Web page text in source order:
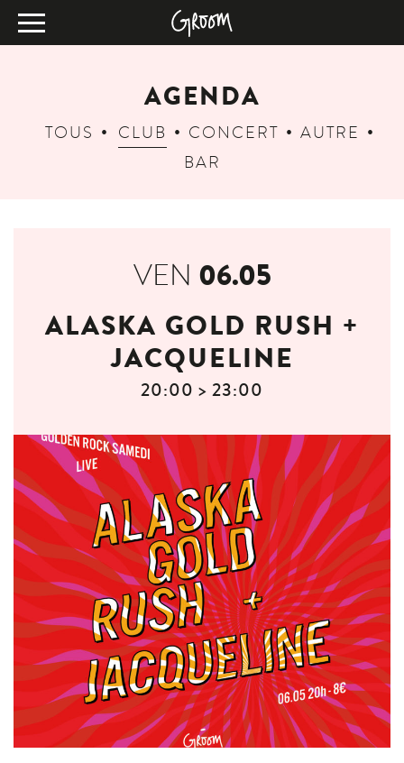
AGENDA
TOUS CLUB CONCERT
AUTRE
BAR
VEN 06.05
ALASKA GOLD RUSH +
JACQUELINE
20:00 > 23:00